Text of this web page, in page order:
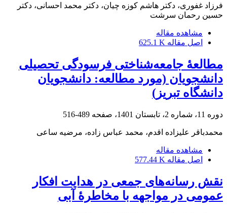
فرزاد غفوری، دکتر هاشم کوزه چیان، دکتر محمد احسانی، دکتر
حسین رحمان سرشت
مشاهده مقاله
اصل مقاله 625.1 K
مطالعۀ جامعه‌شناختی فرسودگی تحصیلی
دانشجویان (مورد مطالعه: دانشجویان
دانشگاه تبریز)
دوره 11، شماره 2، تابستان 1401، صفحه 489-516
محمدباقر علیزاده اقدم، محمد عباس زاده، مرضیه ساعی
مشاهده مقاله
اصل مقاله 577.44 K
نقش رسانه‌های جمعی در هدایت افکار
عمومی در مواجهه با مخاطرۀ آبی